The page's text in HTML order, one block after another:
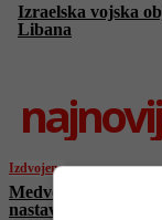
Izraelska vojska
Libana
Izdvojeno
Medvedev
nastaviti padati na